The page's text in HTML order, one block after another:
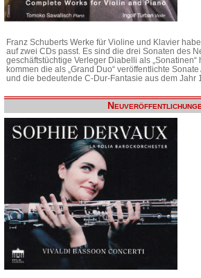
Franz Schuberts Werke für Violine und Klavier
auf zwei CDs passt. Es sind die drei Sonaten des
geschäftstüchtige Verleger Diabelli als
kommen die als „Grand Duo“ veröffentlichte
und die bedeutende C-Dur-Fantasie aus dem Jahr